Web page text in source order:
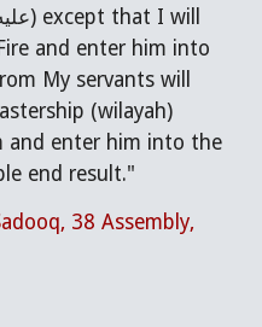
and enter him into
My servants will
(wilayah)
and enter him into the
end result."
38 Assembly,